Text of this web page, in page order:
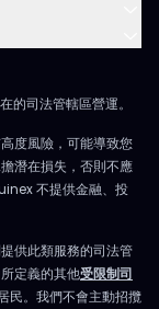
的司法管轄區營運。
度風險，可能導致您
潛在損失，否則不應
不提供金融、投
供此類服務的司法管
定義的其他受限制司
民。我們不會主動招攬